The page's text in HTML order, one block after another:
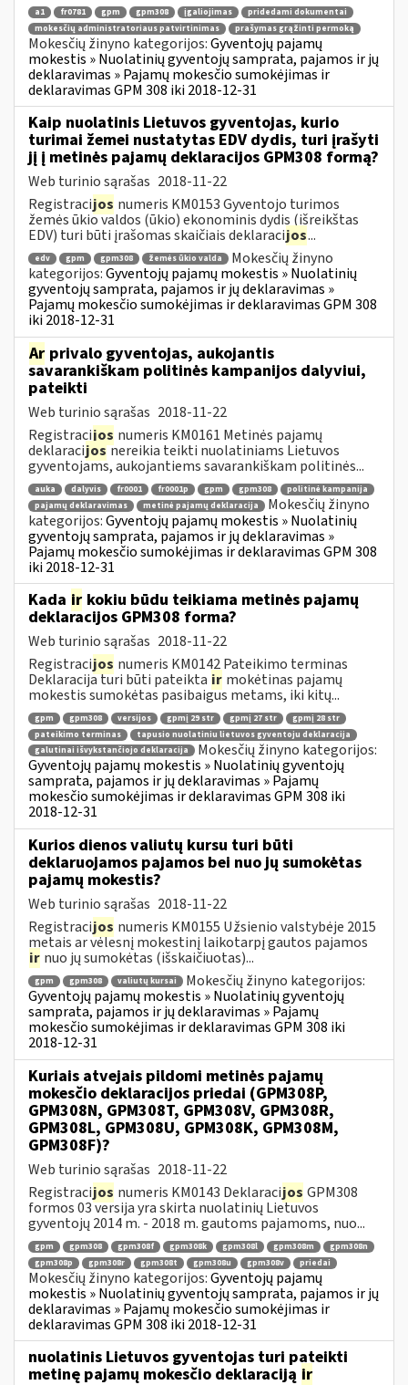
a1 fr0781 gpm gpm308 įgaliojimas
pridedami dokumentai
mokesčių administratoriaus patvirtinimas
prašymas grąžinti permoką
Mokesčių žinyno kategorijos:Gyventojų pajamų
mokestis » Nuolatinių gyventojų samprata, pajamos ir jų
deklaravimas » Pajamų mokesčio sumokėjimas ir
deklaravimas GPM 308 iki 2018-12-31
Kaip nuolatinis Lietuvos gyventojas, kurio
turimai žemei nustatytas EDV dydis, turi įrašyti
jį į metinės pajamų deklaracijos GPM308 formą?
Web turinio sąrašas 2018-11-22
Registracijos numeris KM0153 Gyventojo turimos
žemės ūkio valdos (ūkio) ekonominis dydis (išreikštas
EDV) turi būti įrašomas skaičiais deklaracijos...
edv gpm gpm308 žemės ūkio valda
Mokesčių žinyno
kategorijos:Gyventojų pajamų mokestis » Nuolatinių
gyventojų samprata, pajamos ir jų deklaravimas »
Pajamų mokesčio sumokėjimas ir deklaravimas GPM 308
iki 2018-12-31
Ar privalo gyventojas, aukojantis
savarankiškam politinės kampanijos dalyviui,
pateikti
Web turinio sąrašas 2018-11-22
Registracijos numeris KM0161 Metinės pajamų
deklaracijosnereikia teikti nuolatiniams Lietuvos
gyventojams, aukojantiems savarankiškam politinės...
auka dalyvis fr0001 fr0001p gpm gpm308
politinė kampanija
pajamų deklaravimas
metinė pajamų deklaracija
Mokesčių žinyno
kategorijos:Gyventojų pajamų mokestis » Nuolatinių
gyventojų samprata, pajamos ir jų deklaravimas »
Pajamų mokesčio sumokėjimas ir deklaravimas GPM 308
iki 2018-12-31
Kada ir kokiu būdu teikiama metinės pajamų
deklaracijos GPM308 forma?
Web turinio sąrašas 2018-11-22
Registracijos numeris KM0142 Pateikimo terminas
Deklaracija turi būti pateikta ir mokėtinas pajamų
mokestis sumokėtas pasibaigus metams, iki kitų...
gpm gpm308 versijos gpmį 29 str gpmį 27 str
gpmį 28 str
pateikimo terminas
tapusio nuolatiniu lietuvos gyventoju deklaracija
galutinai išvykstančiojo deklaracija
Mokesčių žinyno kategorijos:
Gyventojų pajamų mokestis » Nuolatinių gyventojų
samprata, pajamos ir jų deklaravimas » Pajamų
mokesčio sumokėjimas ir deklaravimas GPM 308 iki
2018-12-31
Kurios dienos valiutų kursu turi būti
deklaruojamos pajamos bei nuo jų sumokėtas
pajamų mokestis?
Web turinio sąrašas 2018-11-22
Registracijos numeris KM0155 Užsienio valstybėje 2015
metais ar vėlesnį mokestinį laikotarpį gautos pajamos
ir nuo jų sumokėtas (išskaičiuotas)...
gpm gpm308 valiutų kursai
Mokesčių žinyno kategorijos:
Gyventojų pajamų mokestis » Nuolatinių gyventojų
samprata, pajamos ir jų deklaravimas » Pajamų
mokesčio sumokėjimas ir deklaravimas GPM 308 iki
2018-12-31
Kuriais atvejais pildomi metinės pajamų
mokesčio deklaracijos priedai (GPM308P,
GPM308N, GPM308T, GPM308V, GPM308R,
GPM308L, GPM308U, GPM308K, GPM308M,
GPM308F)?
Web turinio sąrašas 2018-11-22
Registracijos numeris KM0143 Deklaracijos GPM308
formos 03 versija yra skirta nuolatinių Lietuvos
gyventojų 2014 m. - 2018 m. gautoms pajamoms, nuo...
gpm gpm308 gpm308f gpm308k gpm308l gpm308m
gpm308n
gpm308p
gpm308r gpm308t gpm308u gpm308v priedai
Mokesčių žinyno kategorijos:Gyventojų pajamų
mokestis » Nuolatinių gyventojų samprata, pajamos ir jų
deklaravimas » Pajamų mokesčio sumokėjimas ir
deklaravimas GPM 308 iki 2018-12-31
nuolatinis Lietuvos gyventojas turi pateikti
metinę pajamų mokesčio deklaraciją ir